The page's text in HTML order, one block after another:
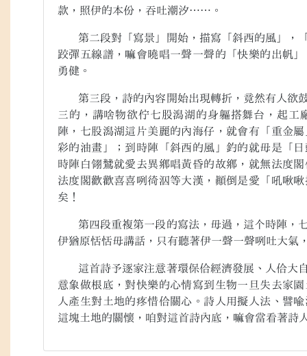
款，照伊的本份，吞吐潮汐…… 。
第二段對「寫景」開始，描寫「斜西的風」，
跤彈五線譜，嘛會曉唱一聲一聲的「快樂的出帆
勇健。
第三段，詩的內容開始出現轉折，竟然有人欲
三的，講啥物欲佇七股潟湖的身軀搭舞台，起工
陣，七股潟湖這片美麗的內海仔，就會有「重金
彩的油畫」；到時陣「斜西的風」釣的就毋是「
時陣白翎鷥就愛去異鄉唱黃昏的故鄉，就無法度
法度閣歡歡喜喜咧徛泅等大漢，顛倒是愛「吼啾
矣！
第四段重複第一段的寫法，毋過，這个時陣，
伊猶原恬恬毋講話，只有聽著伊一聲一聲咧吐大氣
這首詩予逐家注意著環保佮經濟發展、人佮大
意象做根底，對快樂的心情寫到生物一旦失去家
人產生對土地的疼惜佮關心。詩人用擬人法、譬
這塊土地的關懷，咱對這首詩內底，嘛會當看著詩